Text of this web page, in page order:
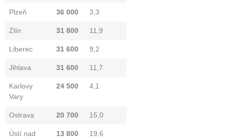
Plzeň 36 000 3,3
Zlín 31 800 11,9
Liberec 31 600 9,2
Jihlava 31 600 11,7
Karlovy
Vary
24 500 4,1
Ostrava 20 700 15,0
Ústí nad
13 800 19,6